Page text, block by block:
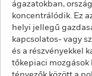
ágazatokban,
koncentrálódik. Ez
helyi jellegű
kapcsolatos- vagy
és a részvényekkel
tőkepiaci mozgások